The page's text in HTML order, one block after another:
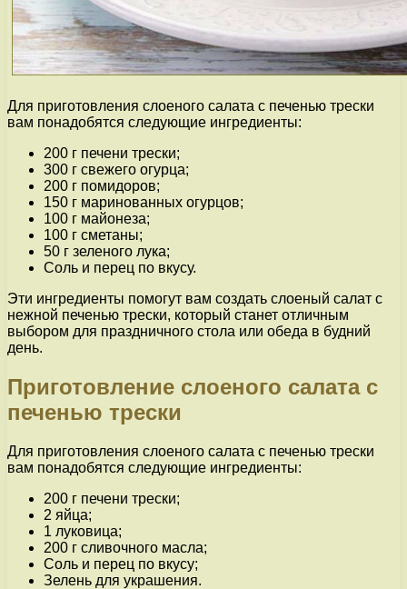
Для приготовления слоеного салата с печенью трески
вам понадобятся следующие ингредиенты:
200 г печени трески;
300 г свежего огурца;
200 г помидоров;
150 г маринованных огурцов;
100 г майонеза;
100 г сметаны;
50 г зеленого лука;
Соль и перец по вкусу.
Эти ингредиенты помогут вам создать слоеный салат с
нежной печенью трески, который станет отличным
выбором для праздничного стола или обеда в будний
день.
Приготовление слоеного салата с
печенью трески
Для приготовления слоеного салата с печенью трески
вам понадобятся следующие ингредиенты:
200 г печени трески;
2 яйца;
1 луковица;
200 г сливочного масла;
Соль и перец по вкусу;
Зелень для украшения.